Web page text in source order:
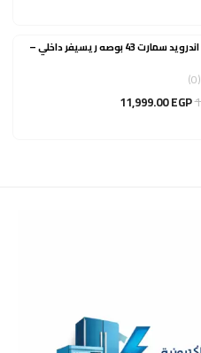
30,679.00 EGP.
شاشه فريش FHD اندرويد سمارت 43 بوصه ريسيفر داخلي –
(0)
11,999.00EGP